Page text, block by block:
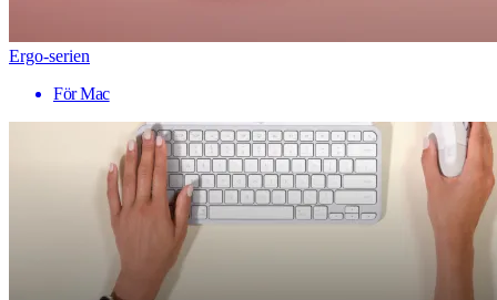
Ergo-serien
För Mac